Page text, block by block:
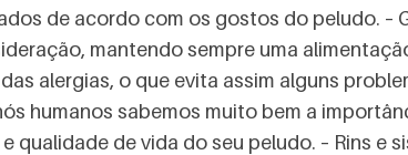
de acordo com os gostos do peludo. –
mantendo sempre uma
alergias, o que evita assim alguns
humanos sabemos muito bem a
qualidade de vida do seu peludo. – Rins e